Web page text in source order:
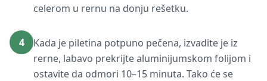
celerom u rernu na donju rešetku.
4
Kada je piletina potpuno pečena, izvadite je iz
rerne, labavo prekrijte aluminijumskom folijom i
ostavite da odmori 10–15 minuta. Tako će se